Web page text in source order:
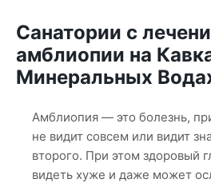
Санатории с
амблиопии на
Минеральных
Амблиопия — это болезнь,
не видит совсем или видит
второго. При этом здоровый
видеть хуже и даже может